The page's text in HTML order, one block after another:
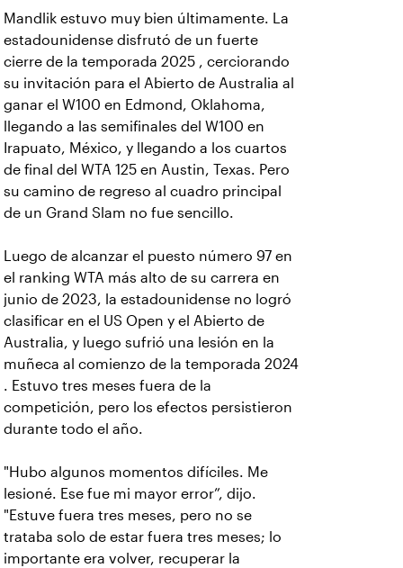
Mandlik estuvo muy bien últimamente. La
estadounidense disfrutó de un fuerte
cierre de la temporada 2025 , cerciorando
su invitación para el Abierto de Australia al
ganar el W100 en Edmond, Oklahoma,
llegando a las semifinales del W100 en
Irapuato, México, y llegando a los cuartos
de final del WTA 125 en Austin, Texas. Pero
su camino de regreso al cuadro principal
de un Grand Slam no fue sencillo.
Luego de alcanzar el puesto número 97 en
el ranking WTA más alto de su carrera en
junio de 2023, la estadounidense no logró
clasificar en el US Open y el Abierto de
Australia, y luego sufrió una lesión en la
muñeca al comienzo de la temporada 2024
. Estuvo tres meses fuera de la
competición, pero los efectos persistieron
durante todo el año.
"Hubo algunos momentos difíciles. Me
lesioné. Ese fue mi mayor error”, dijo.
"Estuve fuera tres meses, pero no se
trataba solo de estar fuera tres meses; lo
importante era volver, recuperar la